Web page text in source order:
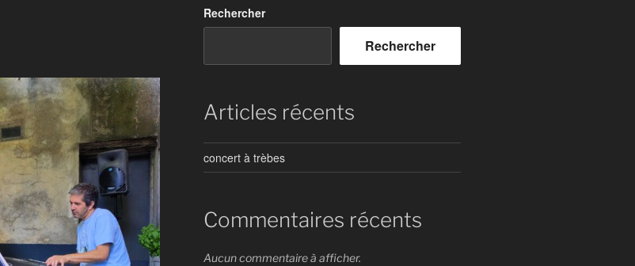
Rechercher
Rechercher
Articles récents
concert à trèbes
Commentaires récents
Aucun commentaire à afficher.